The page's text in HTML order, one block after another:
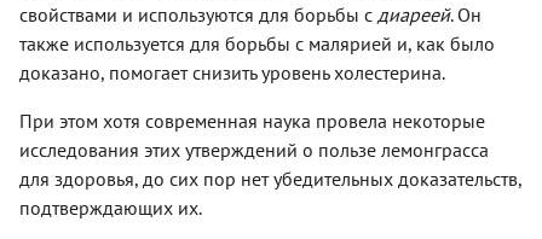
свойствами и используются для борьбы с диареей. Он
также используется для борьбы с малярией и, как было
доказано, помогает снизить уровень холестерина.
При этом хотя современная наука провела некоторые
исследования этих утверждений о пользе лемонграсса
для здоровья, до сих пор нет убедительных доказательств,
подтверждающих их.